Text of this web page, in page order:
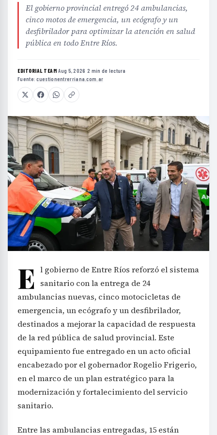
El gobierno provincial entregó 24 ambulancias,
cinco motos de emergencia, un ecógrafo y un
desfibrilador para optimizar la atención en salud
pública en todo Entre Ríos.
EDITORIAL TEAM·Aug 5, 2026 ·2 min de lectura ·
Fuente:cuestionentrerriana.com.ar
E l gobierno de Entre Ríos reforzó el sistema
sanitario con la entrega de 24
ambulancias nuevas, cinco motocicletas de
emergencia, un ecógrafo y un desfibrilador,
destinados a mejorar la capacidad de respuesta
de la red pública de salud provincial. Este
equipamiento fue entregado en un acto oficial
encabezado por el gobernador Rogelio Frigerio,
en el marco de un plan estratégico para la
modernización y fortalecimiento del servicio
sanitario.
Entre las ambulancias entregadas, 15 están